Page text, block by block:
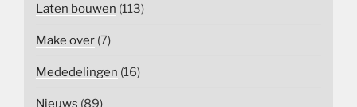
Laten bouwen (113)
Make over (7)
Mededelingen (16)
Nieuws (89)